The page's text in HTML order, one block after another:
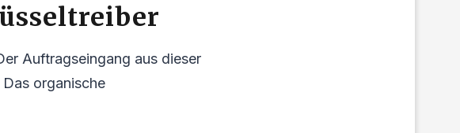
Auftragseingang aus dieser
organische